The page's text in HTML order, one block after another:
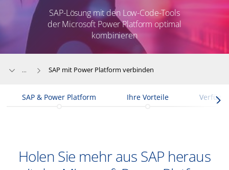
SAP-Lösung mit den Low-Code-Tools
der Microsoft Power Platform optimal
kombinieren
... SAP mit Power Platform verbinden
SAP & Power Platform Ihre Vorteile
Holen Sie mehr aus SAP heraus